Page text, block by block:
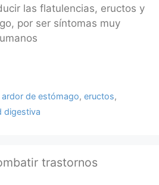
las flatulencias, eructos y
por ser síntomas muy
ardor de estómago, eructos,
digestiva
trastornos